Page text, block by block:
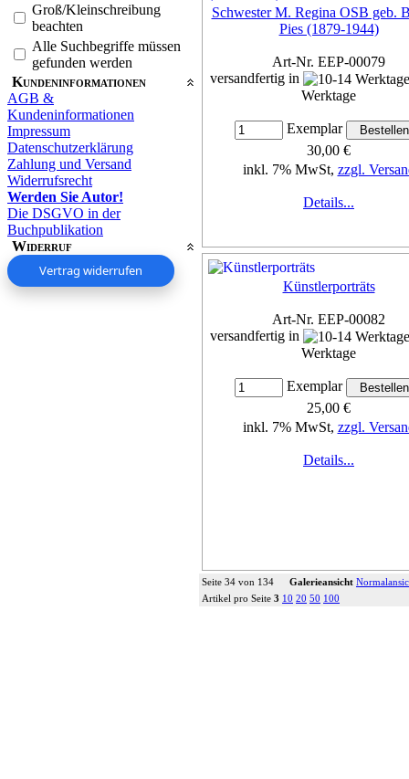
Groß/Kleinschreibung
beachten
Alle Suchbegriffe müssen
gefunden werden
Kundeninformationen
AGB &
Kundeninformationen
Impressum
Datenschutzerklärung
Zahlung und Versand
Widerrufsrecht
Werden Sie Autor!
Die DSGVO in der
Buchpublikation
Widerruf
Vertrag widerrufen
Schwester M. Regina OSB geb.
Pies (1879-1944)
Art-Nr. EEP-00079
versandfertig in
Werktage
Exemplar
30,00 €
inkl. 7% MwSt, zzgl.
Details...
Künstlerporträts
Art-Nr. EEP-00082
versandfertig in
Werktage
Exemplar
25,00 €
inkl. 7% MwSt, zzgl.
Details...
Seite 34 von 134 Galerieansicht
Artikel pro Seite 3 10 20 50 100